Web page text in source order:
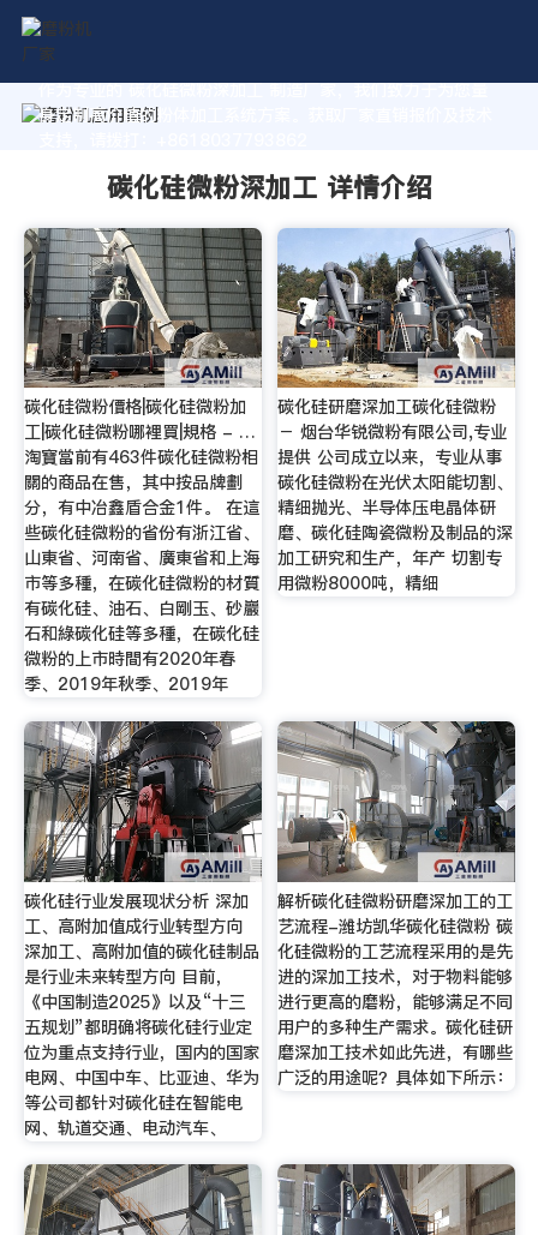
作为专业的 碳化硅微粉深加工 制造厂家，我们致力于为您量
身定制高价值的粉体加工系统方案。获取厂家直销报价及技术
碳化硅微粉深加工 详情介绍
碳化硅微粉價格|碳化硅微粉加
工|碳化硅微粉哪裡買|規格 - …
淘寶當前有463件碳化硅微粉相
關的商品在售，其中按品牌劃
分，有中冶鑫盾合金1件。 在這
些碳化硅微粉的省份有浙江省、
山東省、河南省、廣東省和上海
市等多種，在碳化硅微粉的材質
有碳化硅、油石、白剛玉、砂巖
石和綠碳化硅等多種，在碳化硅
微粉的上市時間有2020年春
季、2019年秋季、2019年
碳化硅研磨深加工碳化硅微粉
－ 烟台华锐微粉有限公司,专业
提供 公司成立以来，专业从事
碳化硅微粉在光伏太阳能切割、
精细抛光、半导体压电晶体研
磨、碳化硅陶瓷微粉及制品的深
加工研究和生产，年产 切割专
用微粉8000吨，精细
碳化硅行业发展现状分析 深加
工、高附加值成行业转型方向
深加工、高附加值的碳化硅制品
是行业未来转型方向 目前，
《中国制造2025》以及“十三
五规划”都明确将碳化硅行业定
位为重点支持行业，国内的国家
电网、中国中车、比亚迪、华为
等公司都针对碳化硅在智能电
网、轨道交通、电动汽车、
解析碳化硅微粉研磨深加工的工
艺流程-潍坊凯华碳化硅微粉 碳
化硅微粉的工艺流程采用的是先
进的深加工技术，对于物料能够
进行更高的磨粉，能够满足不同
用户的多种生产需求。碳化硅研
磨深加工技术如此先进，有哪些
广泛的用途呢？具体如下所示：